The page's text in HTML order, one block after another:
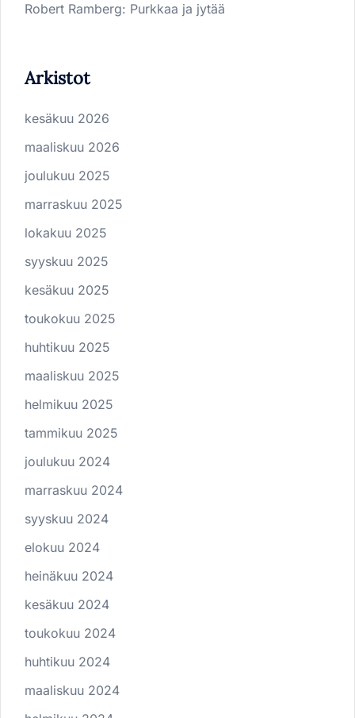
Robert Ramberg: Purkkaa ja jytää
Arkistot
kesäkuu 2026
maaliskuu 2026
joulukuu 2025
marraskuu 2025
lokakuu 2025
syyskuu 2025
kesäkuu 2025
toukokuu 2025
huhtikuu 2025
maaliskuu 2025
helmikuu 2025
tammikuu 2025
joulukuu 2024
marraskuu 2024
syyskuu 2024
elokuu 2024
heinäkuu 2024
kesäkuu 2024
toukokuu 2024
huhtikuu 2024
maaliskuu 2024